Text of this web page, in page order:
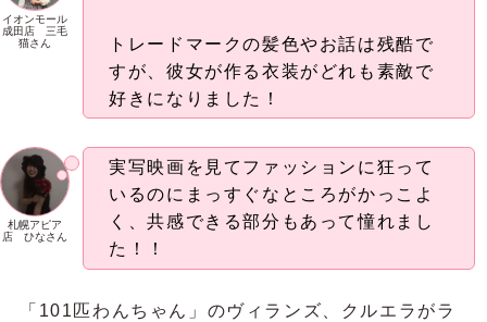
イオンモール
成田店 三毛
猫さん
トレードマークの髪色やお話は残酷で
すが、彼女が作る衣装がどれも素敵で
好きになりました！
札幌アピア
店 ひなさん
実写映画を見てファッションに狂って
いるのにまっすぐなところがかっこよ
く、共感できる部分もあって憧れまし
た！！
「101匹わんちゃん」のヴィランズ、クルエラがラ